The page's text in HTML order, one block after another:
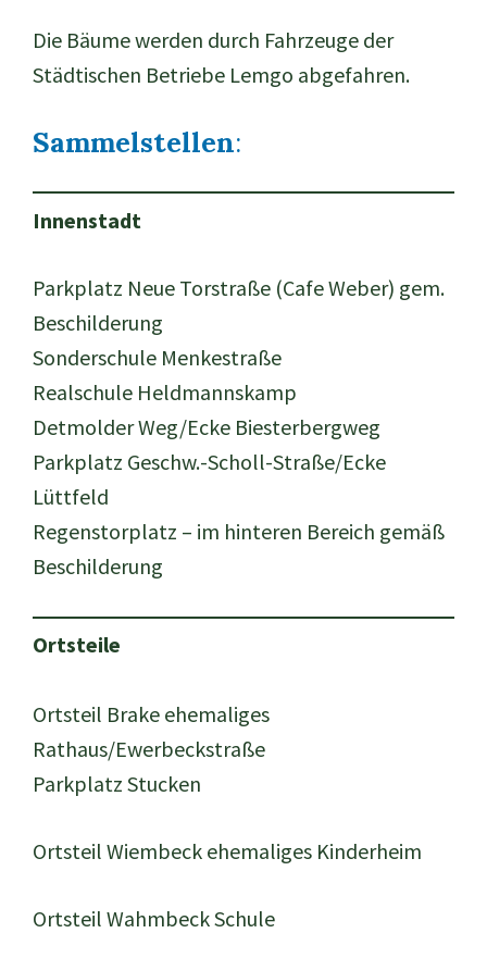
Die Bäume werden durch Fahrzeuge der
Städtischen Betriebe Lemgo abgefahren.
Sammelstellen:
Innenstadt
Parkplatz Neue Torstraße (Cafe Weber) gem.
Beschilderung
Sonderschule Menkestraße
Realschule Heldmannskamp
Detmolder Weg/Ecke Biesterbergweg
Parkplatz Geschw.-Scholl-Straße/Ecke
Lüttfeld
Regenstorplatz – im hinteren Bereich gemäß
Beschilderung
Ortsteile
Ortsteil Brake ehemaliges
Rathaus/Ewerbeckstraße
Parkplatz Stucken
Ortsteil Wiembeck ehemaliges Kinderheim
Ortsteil Wahmbeck Schule